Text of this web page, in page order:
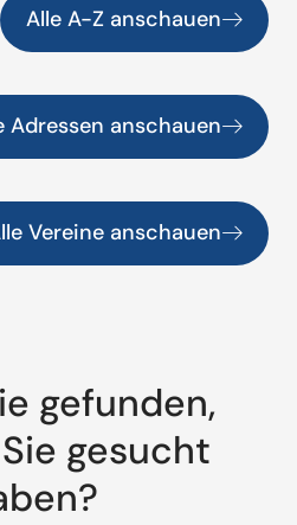
Alle A-Z anschauen
Adressen anschauen
Vereine anschauen
gefunden,
gesucht